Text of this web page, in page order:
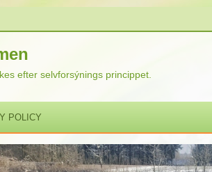
efter selvforsýnings princippet.
POLICY